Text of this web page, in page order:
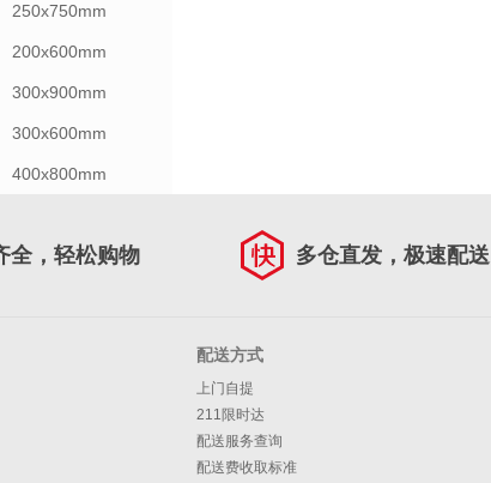
250x750mm
200x600mm
300x900mm
300x600mm
400x800mm
全，轻松购物 多仓直发，极速配送
配送方式
上门自提
211限时达
配送服务查询
配送费收取标准